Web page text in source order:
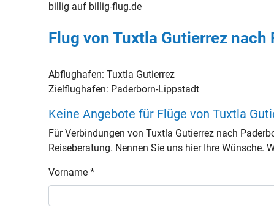
billig auf billig-flug.de
Flug von Tuxtla Gutierrez
Abflughafen:Tuxtla Gutierrez
Zielflughafen: Paderborn-Lippstadt
Keine Angebote für Flüge von Tuxtla
Für Verbindungen von Tuxtla Gutierrez nach
Reiseberatung. Nennen Sie uns hier Ihre Wünsche.
Vorname *